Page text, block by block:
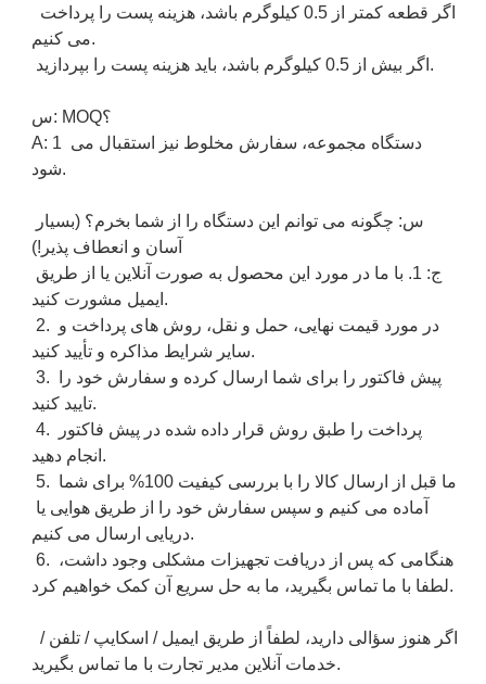
می کنیم.
س: MOQ؟
A: 1 دستگاه مجموعه، سفارش مخلوط نیز استقبال می
شود.
آسان و انعطاف پذیر!)
ایمیل مشورت کنید.
سایر شرایط مذاکره و تأیید کنید.
تایید کنید.
انجام دهید.
دریایی ارسال می کنیم.
لطفا با ما تماس بگیرید، ما به حل سریع آن کمک خواهیم کرد.